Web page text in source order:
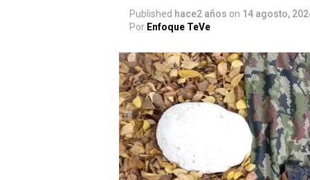
Published hace2 años on 14 agosto,
Por Enfoque TeVe